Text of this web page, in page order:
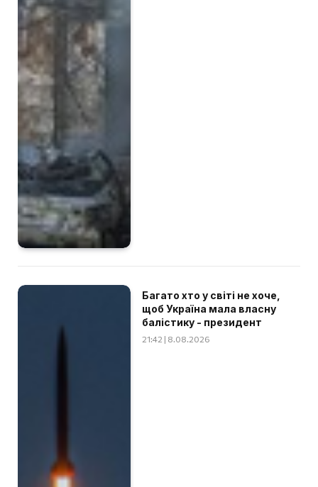
Багато хто у світі не хоче,
щоб Україна мала власну
балістику - президент
21:42 | 8.08.2026